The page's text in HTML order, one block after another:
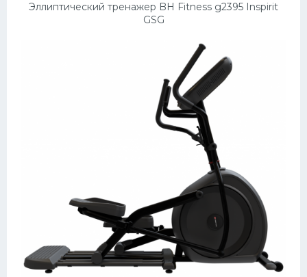
Эллиптический тренажер BH Fitness g2395 Inspirit
GSG